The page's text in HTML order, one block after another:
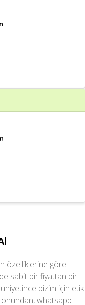
özelliklerine göre
sabit bir fiyattan bir
bizim için etik
whatsapp